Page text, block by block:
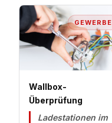
GEWERBE
Wallbox-
Überprüfung
Ladestationen im